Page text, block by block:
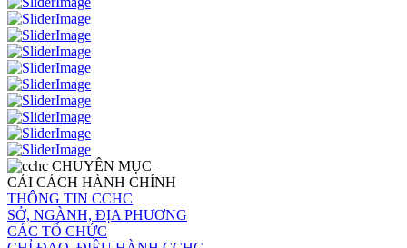
CHUYÊN MỤC
CẢI CÁCH HÀNH CHÍNH
THÔNG TIN CCHC
SỞ, NGÀNH, ĐỊA PHƯƠNG
CÁC TỔ CHỨC